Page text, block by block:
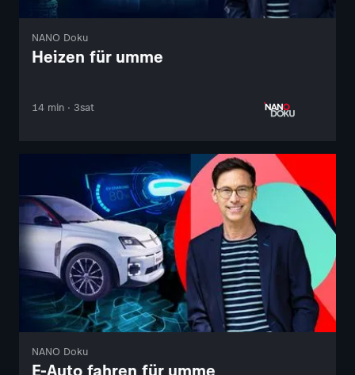
NANO Doku
Heizen für umme
14 min · 3sat
NANO Doku
E-Auto fahren für umme